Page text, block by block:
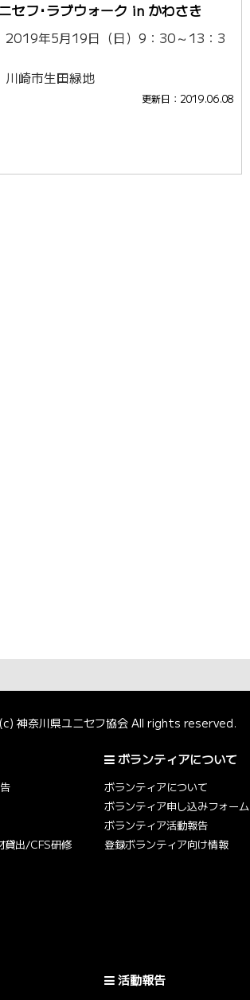
セフ･ラブウォーク in かわさき
2019年5月19日（日）9：30～13：3
川崎市生田緑地
更新日：2019.06.08
神奈川県ユニセフ協会 All rights reserved.
貸出/CFS研修
ボランティアについて
ボランティアについて
ボランティア申し込みフォーム
ボランティア活動報告
登録ボランティア向け情報
活動報告